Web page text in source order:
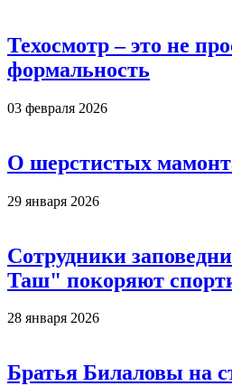
Техосмотр – это не
формальность
03 февраля 2026
О шерстистых
29 января 2026
Сотрудники
Таш" покоряют
28 января 2026
Братья Билаловы на